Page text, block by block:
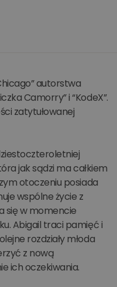
autorstwa
Camorry” i “KodeX”.
zatytułowanej
jak sądzi ma całkiem
otoczeniu posiada
wspólne życie z
się w momencie
Abigail traci pamięć i
rozdziały młoda
z nową
ich oczekiwania.